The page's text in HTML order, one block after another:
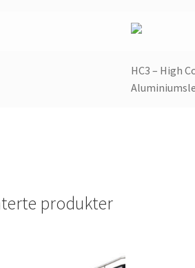
HC3 – High
produkter